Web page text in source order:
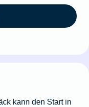
kann den Start in